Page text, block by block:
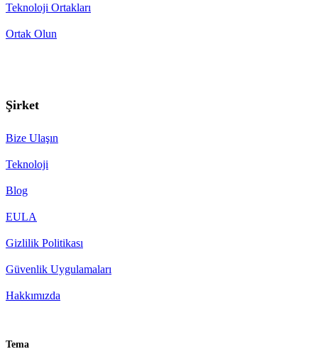
Teknoloji Ortakları
Ortak Olun
Şirket
Bize Ulaşın
Teknoloji
Blog
EULA
Gizlilik Politikası
Güvenlik Uygulamaları
Hakkımızda
Tema